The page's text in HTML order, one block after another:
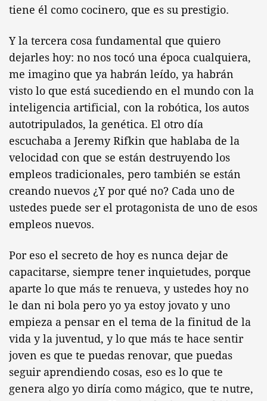
tiene él como cocinero, que es su prestigio.
Y la tercera cosa fundamental que quiero
dejarles hoy: no nos tocó una época cualquiera,
me imagino que ya habrán leído, ya habrán
visto lo que está sucediendo en el mundo con la
inteligencia artificial, con la robótica, los autos
autotripulados, la genética. El otro día
escuchaba a Jeremy Rifkin que hablaba de la
velocidad con que se están destruyendo los
empleos tradicionales, pero también se están
creando nuevos ¿Y por qué no? Cada uno de
ustedes puede ser el protagonista de uno de esos
empleos nuevos.
Por eso el secreto de hoy es nunca dejar de
capacitarse, siempre tener inquietudes, porque
aparte lo que más te renueva, y ustedes hoy no
le dan ni bola pero yo ya estoy jovato y uno
empieza a pensar en el tema de la finitud de la
vida y la juventud, y lo que más te hace sentir
joven es que te puedas renovar, que puedas
seguir aprendiendo cosas, eso es lo que te
genera algo yo diría como mágico, que te nutre,